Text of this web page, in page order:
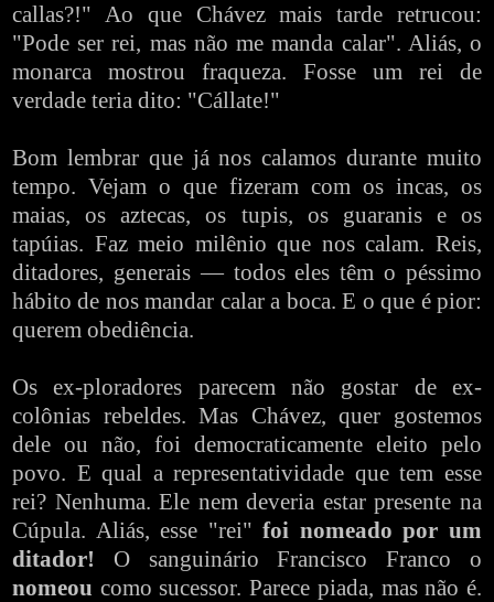
callas?!" Ao que Chávez mais tarde retrucou:
"Pode ser rei, mas não me manda calar". Aliás, o
monarca mostrou fraqueza. Fosse um rei de
verdade teria dito: "Cállate!"
Bom lembrar que já nos calamos durante muito
tempo. Vejam o que fizeram com os incas, os
maias, os aztecas, os tupis, os guaranis e os
tapúias. Faz meio milênio que nos calam. Reis,
ditadores, generais — todos eles têm o péssimo
hábito de nos mandar calar a boca. E o que é pior:
querem obediência.
Os ex-ploradores parecem não gostar de ex-
colônias rebeldes. Mas Chávez, quer gostemos
dele ou não, foi democraticamente eleito pelo
povo. E qual a representatividade que tem esse
rei? Nenhuma. Ele nem deveria estar presente na
Cúpula. Aliás, esse "rei"foi nomeado por um
ditador! O sanguinário Francisco Franco o
nomeou como sucessor. Parece piada, mas não é.